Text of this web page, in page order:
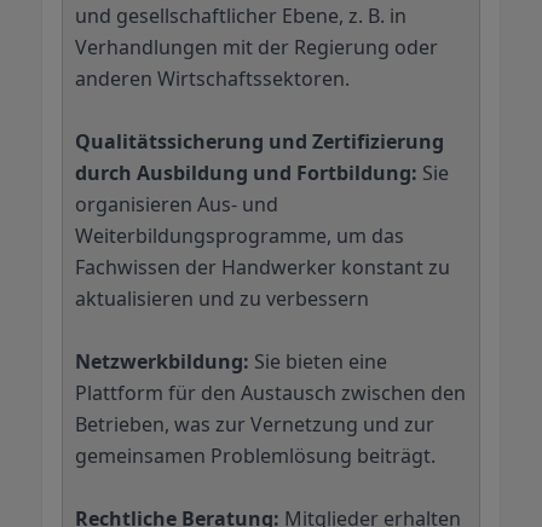
und gesellschaftlicher Ebene, z. B. in
Verhandlungen mit der Regierung oder
anderen Wirtschaftssektoren.
Qualitätssicherung und Zertifizierung
durch Ausbildung und Fortbildung: Sie
organisieren Aus- und
Weiterbildungsprogramme, um das
Fachwissen der Handwerker konstant zu
aktualisieren und zu verbessern
Netzwerkbildung: Sie bieten eine
Plattform für den Austausch zwischen den
Betrieben, was zur Vernetzung und zur
gemeinsamen Problemlösung beiträgt.
Rechtliche Beratung: Mitglieder erhalten